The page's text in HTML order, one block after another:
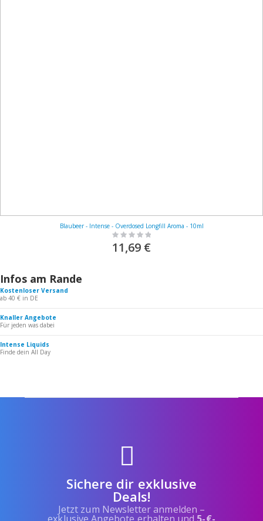
Blaubeer - Intense - Overdosed Longfill Aroma - 10ml
Rating:
0%
11,69 €
Infos am Rande
Kostenloser Versand
ab 40 € in DE
Knaller Angebote
Für jeden was dabei
Intense Liquids
Finde dein All Day
Sichere dir exklusive
Deals!
Jetzt zum Newsletter anmelden –